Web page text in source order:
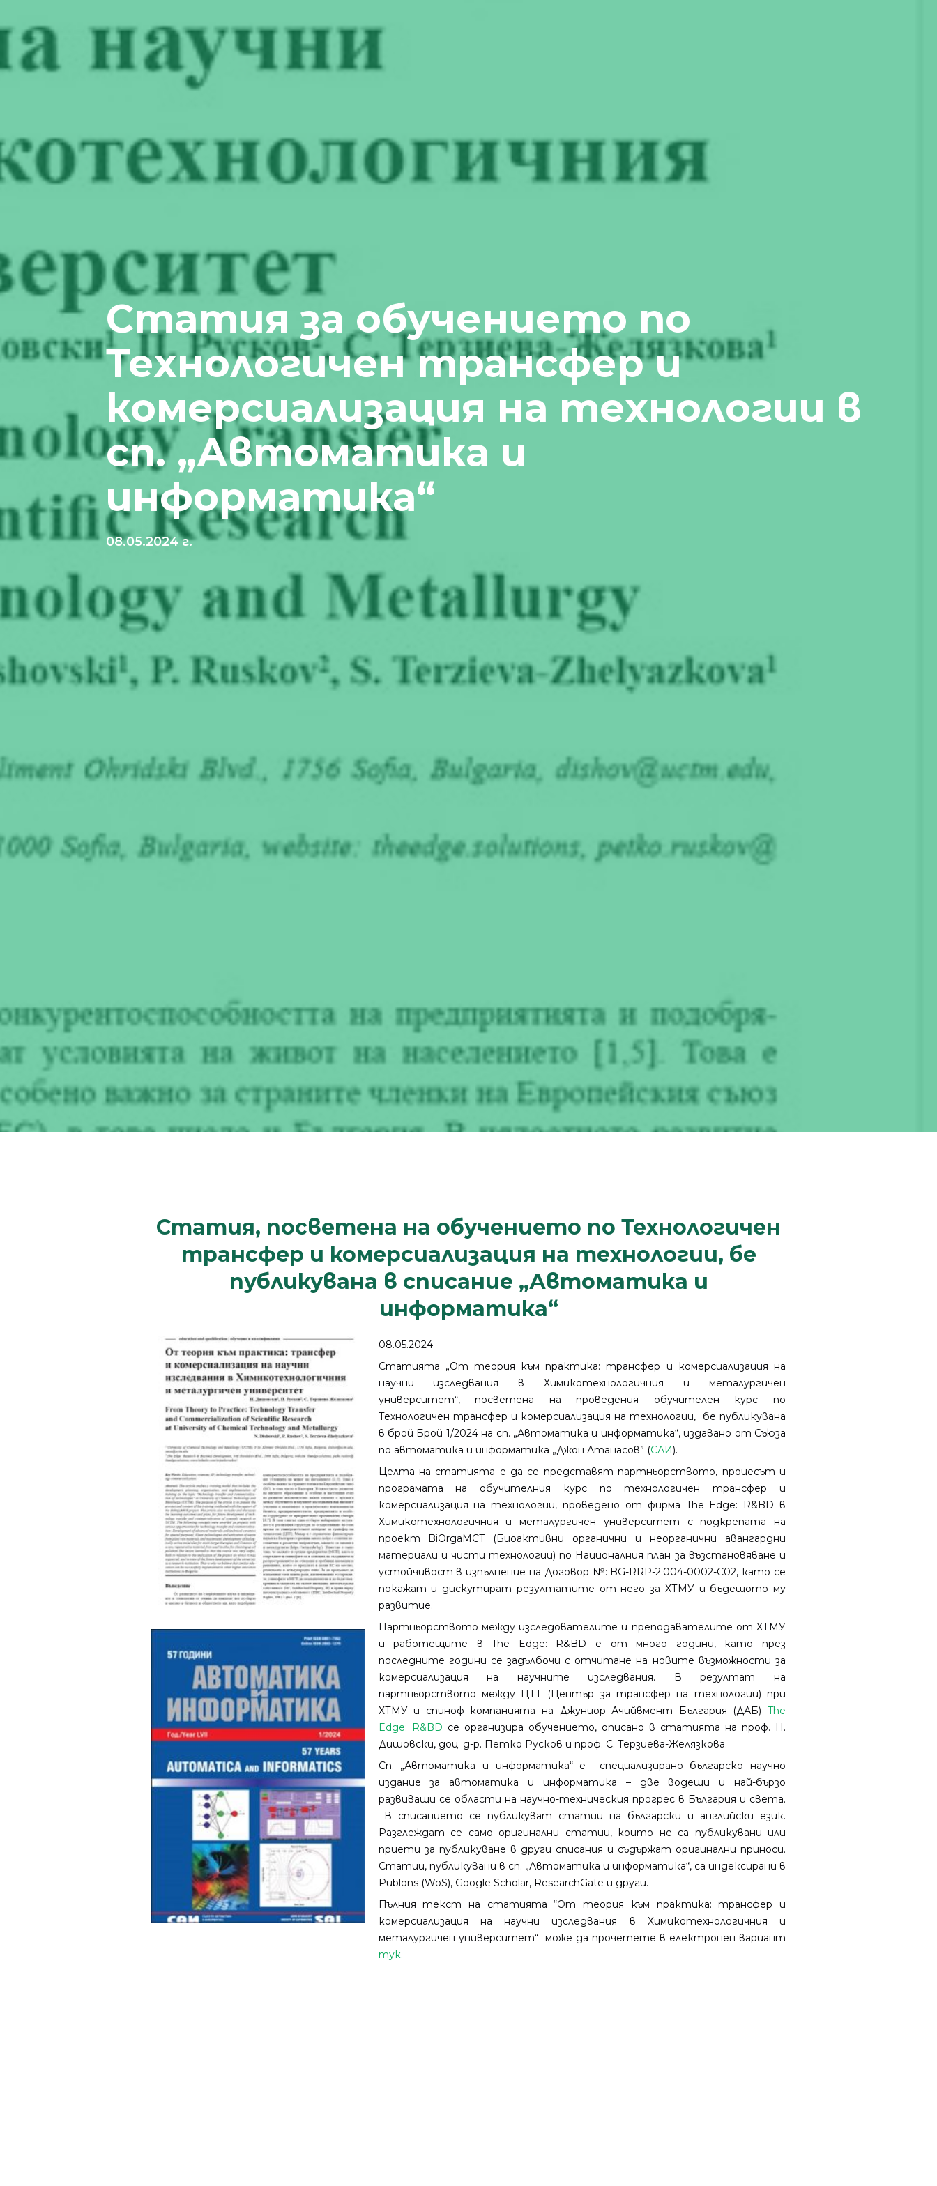
Статия за обучението по
Технологичен трансфер и
комерсиализация на технологии в
сп. „Автоматика и
информатика“
08.05.2024 г.
Статия, посветена на обучението по Технологичен
трансфер и комерсиализация на технологии, бе
публикувана в списание „Автоматика и
информатика“
08.05.2024
Статията „От теория към практика: трансфер и комерсиализация на
научни изследвания в Химикотехнологичния и металургичен
университет“, посветена на проведения обучителен курс по
Технологичен трансфер и комерсиализация на технологии, бе публикувана
в брой Брой 1/2024 на сп. „Автоматика и информатика“, издавано от Съюзa
по автоматика и информатика „Джон Атанасов” (САИ).
Целта на статията е да се представят партньорството, процесът и
програмата на обучителния курс по технологичен трансфер и
комерсиализация на технологии, проведено от фирма The Edge: R&BD в
Химикотехнологичния и металургичен университет с подкрепата на
проект BiOrgaMCT (Биоактивни органични и неорганични авангардни
материали и чисти технологии) по Националния план за възстановяване и
устойчивост в изпълнение на Договор №: BG-RRP-2.004-0002-C02, като се
покажат и дискутират резултатите от него за ХТМУ и бъдещото му
развитие.
Партньорството между изследователите и преподавателите от ХТМУ
и работещите в The Edge: R&BD е от много години, като през
последните години се задълбочи с отчитане на новите възможности за
комерсиализация на научните изследвания. В резултат на
партньорството между ЦТТ (Център за трансфер на технологии) при
ХТМУ и спиноф компанията на Джуниор Ачийвмент България (ДАБ) The
Edge: R&BD се организира обучението, описано в статията на проф. Н.
Дишовски, доц. д-р. Петко Русков и проф. С. Терзиева-Желязкова.
Сп. „Автоматика и информатика“ е специализирано българско научно
издание за автоматика и информатика – две водещи и най-бързо
развиващи се области на научно-техническия прогрес в България и света.
В списанието се публикуват статии на български и английски език.
Разглеждат се само оригинални статии, които не са публикувани или
приети за публикуване в други списания и съдържат оригинални приноси.
Статии, публикувани в сп. „Автоматика и информатика“, са индексирани в
Publons (WoS), Google Scholar, ResearchGate и други.
Пълния текст на статията “От теория към практика: трансфер и
комерсиализация на научни изследвания в Химикотехнологичния и
металургичен университет“ може да прочетете в електронен вариант
тук.